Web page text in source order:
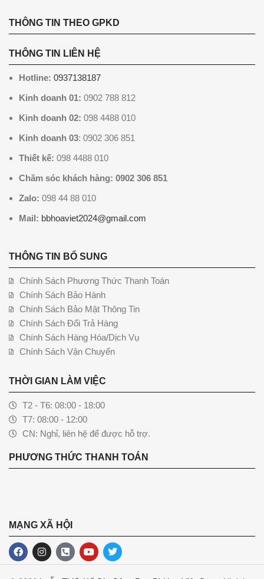
THÔNG TIN THEO GPKD
THÔNG TIN LIÊN HỆ
Hotline: 0937138187
Kinh doanh 01: 0902 788 812
Kinh doanh 02: 098 4488 010
Kinh doanh 03: 0902 306 851
Thiết kế: 098 4488 010
Chăm sóc khách hàng: 0902 306 851
Zalo: 098 44 88 010
Mail: bbhoaviet2024@gmail.com
THÔNG TIN BỔ SUNG
Chính Sách Phương Thức Thanh Toán
Chính Sách Bảo Hành
Chính Sách Bảo Mật Thông Tin
Chính Sách Đổi Trả Hàng
Chính Sách Hàng Hóa/Dịch Vụ
Chính Sách Vận Chuyển
THỜI GIAN LÀM VIỆC
T2 - T6: 08:00 - 18:00
T7: 08:00 - 12:00
CN: Nghỉ, liên hệ để được hỗ trợ.
PHƯƠNG THỨC THANH TOÁN
MẠNG XÃ HỘI